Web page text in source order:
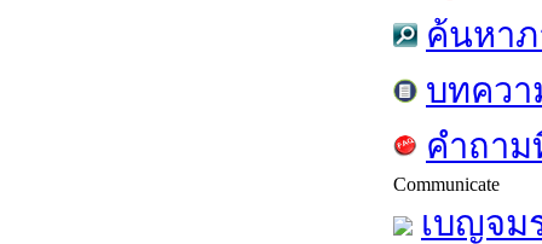
ค้นหาภ
บทควา
คำถา
Communicate
เบญจม